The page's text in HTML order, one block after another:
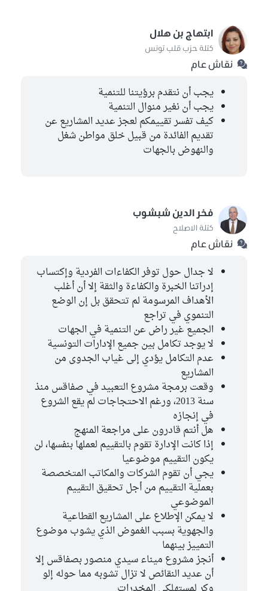
ابتهاج بن هلال
كتلة حزب قلب تونس
نقاش عام
يجب أن نتقدم برؤيتنا للتنمية
يجب أن نغير منوال التنمية
كيف تفسر تقييمكم لعجز عديد المشاريع عن
تقديم الفائدة من قبيل خلق مواطن شغل
والنهوض بالجهات
فخر الدين شبشوب
كتلة الاصلاح
نقاش عام
لا جدال حول توفر الكفاءات الفردية وإكتساب
إدراتنا الخبرة والكفاءة والثقة إلا أن أغلب
الأهداف المرسومة لم تتحقق بل إن الوضع
التنموي في تراجع
الجميع غير راض عن التنمية في الجهات
لا يوجد تكامل بين جميع الإدارات التونسية
عدم التكامل يؤدي إلى غياب الجدوى من
المشاريع
وقعت برمجة مشروع التعبيد في صفاقس منذ
سنة 2013، ورغم الاحتجاجات لم يقع الشروع
في إنجازه
هل أنتم قادرون على مراجعة المنهج
إذا كانت الإدارة تقوم بالتقييم لعملها بنفسها، لن
يكون التقييم موضوعيا
يجي أن تقوم الشركات والمكاتب المتخصصة
بعملية التقييم من أجل تحقيق التقييم
الموضوعي
لا يمكن الإطلاع على المشاريع القطاعية
والجهوية بسبب الغموض الذي يشوب موضوع
التمييز بينهما
أنجز مشروع ميناء سيدي منصور بصفاقس إلا
أن عديد النقائص لا تزال تشوبه مما حوله إلو